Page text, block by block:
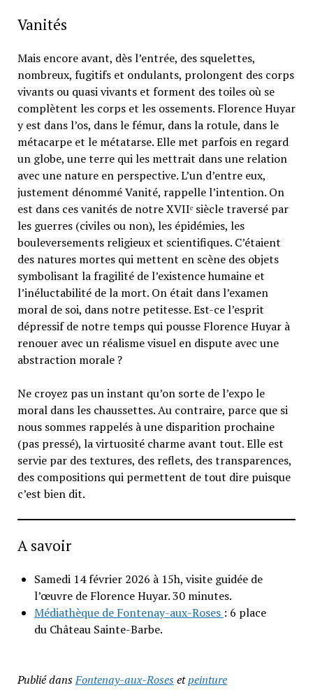
Vanités
Mais encore avant, dès l’entrée, des squelettes,
nombreux, fugitifs et ondulants, prolongent des corps
vivants ou quasi vivants et forment des toiles où se
complètent les corps et les ossements. Florence Huyar
y est dans l’os, dans le fémur, dans la rotule, dans le
métacarpe et le métatarse. Elle met parfois en regard
un globe, une terre qui les mettrait dans une relation
avec une nature en perspective. L’un d’entre eux,
justement dénommé Vanité, rappelle l’intention. On
est dans ces vanités de notre XVIIᵉ siècle traversé par
les guerres (civiles ou non), les épidémies, les
bouleversements religieux et scientifiques. C’étaient
des natures mortes qui mettent en scène des objets
symbolisant la fragilité de l’existence humaine et
l’inéluctabilité de la mort. On était dans l’examen
moral de soi, dans notre petitesse. Est-ce l’esprit
dépressif de notre temps qui pousse Florence Huyar à
renouer avec un réalisme visuel en dispute avec une
abstraction morale ?
Ne croyez pas un instant qu’on sorte de l’expo le
moral dans les chaussettes. Au contraire, parce que si
nous sommes rappelés à une disparition prochaine
(pas pressé), la virtuosité charme avant tout. Elle est
servie par des textures, des reflets, des transparences,
des compositions qui permettent de tout dire puisque
c’est bien dit.
A savoir
Samedi 14 février 2026 à 15h, visite guidée de
l’œuvre de Florence Huyar. 30 minutes.
Médiathèque de Fontenay-aux-Roses : 6 place
du Château Sainte-Barbe.
Publié dansFontenay-aux-Rosesetpeinture